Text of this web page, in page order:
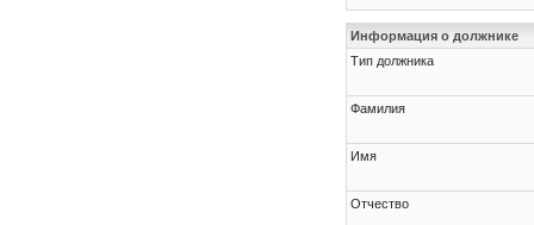
Информация о должнике
Тип должника
Фамилия
Имя
Отчество